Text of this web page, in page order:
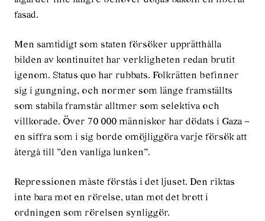
fasad.
Men samtidigt som staten försöker upprätthålla
bilden av kontinuitet har verkligheten redan brutit
igenom. Status quo har rubbats. Folkrätten befinner
sig i gungning, och normer som länge framställts
som stabila framstår alltmer som selektiva och
villkorade. Över 70 000 människor har dödats i Gaza –
en siffra som i sig borde omöjliggöra varje försök att
återgå till ”den vanliga lunken”.
Repressionen måste förstås i det ljuset. Den riktas
inte bara mot en rörelse, utan mot det brott i
ordningen som rörelsen synliggör.